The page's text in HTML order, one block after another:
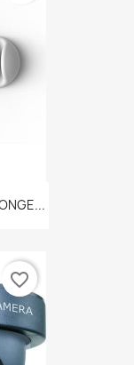
favorite_border